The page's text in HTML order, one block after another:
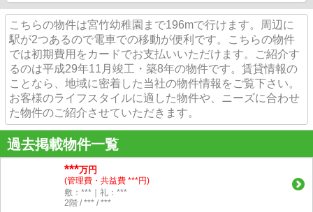
こちらの物件は宮竹幼稚園まで196mで行けます。周辺に
駅が2つあるので電車での移動が便利です。こちらの物件
では初期費用をカードでお支払いいただけます。ご紹介す
るのは平成29年11月竣工・築8年の物件です。賃貸情報の
ことなら、地域に密着した当社の物件情報をご覧下さい。
お客様のライフスタイルに適した物件や、ニーズに合わせ
た物件のご紹介させていただきます。
過去掲載物件一覧
***万円
(管理費・共益費 ***円)
敷：***｜礼：***
2階 / *** / ***